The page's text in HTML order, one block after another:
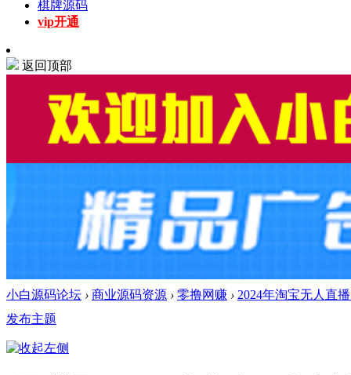
棋牌源码
vip开通
返回顶部
小白源码论坛 › 商业源码资源 › 零撸网赚 › 2024年淘宝无人直
发布主题